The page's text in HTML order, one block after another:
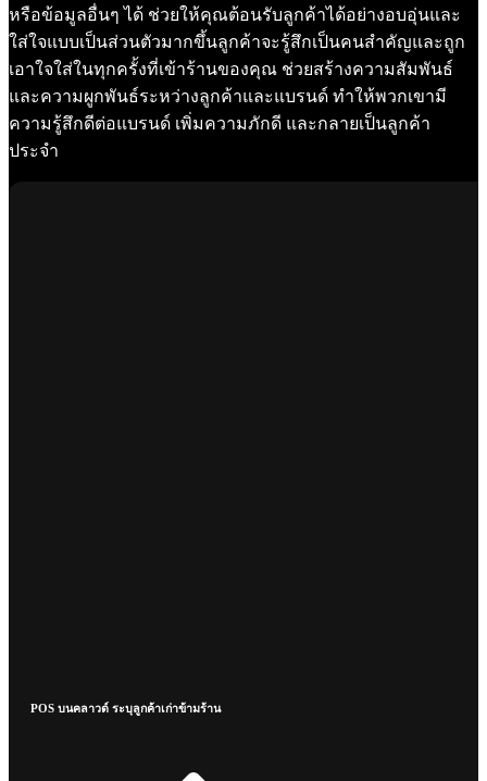
หรือข้อมูลอื่นๆ ได้ ช่วยให้คุณต้อนรับลูกค้าได้อย่างอบอุ่นและ
ใส่ใจแบบเป็นส่วนตัวมากขึ้นลูกค้าจะรู้สึกเป็นคนสำคัญและถูก
เอาใจใส่ในทุกครั้งที่เข้าร้านของคุณ ช่วยสร้างความสัมพันธ์
และความผูกพันธ์ระหว่างลูกค้าและแบรนด์ ทำให้พวกเขามี
ความรู้สึกดีต่อแบรนด์ เพิ่มความภักดี และกลายเป็นลูกค้า
ประจำ
POS บนคลาวด์ ระบุลูกค้าเก่าข้ามร้าน